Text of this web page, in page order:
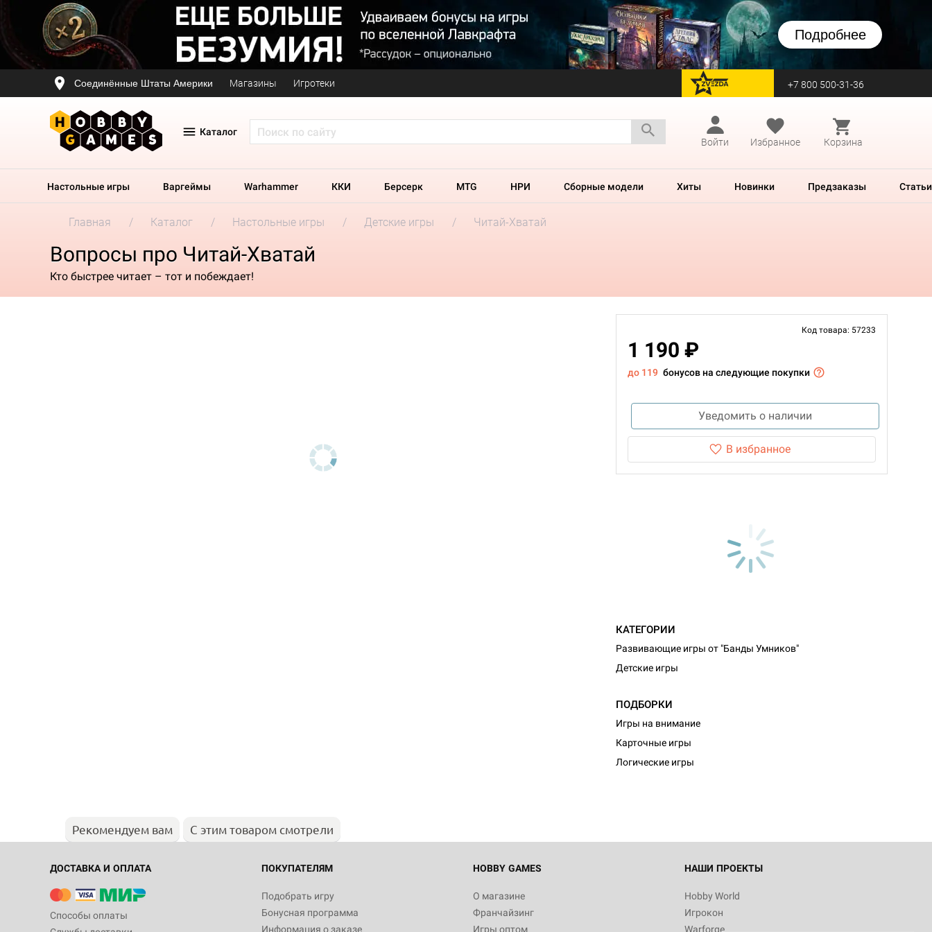
Подробнее
Соединённые Штаты Америки Магазины Игротеки перейти на Zvezda +7 800 500-31-36
Каталог
Войти
Избранное Корзина
Настольные игры Варгеймы Warhammer ККИ Берсерк MTG НРИ Сборные модели Хиты Новинки Предзаказы Статьи
Главная Каталог Настольные игры Детские игры Читай-Хватай
Вопросы про Читай-Хватай
Кто быстрее читает – тот и побеждает!
Код товара: 57233
1 190 ₽
до 119 бонусов на следующие покупки
Уведомить о наличии
В избранное
КАТЕГОРИИ
Развивающие игры от "Банды Умников"
Детские игры
ПОДБОРКИ
Игры на внимание
Карточные игры
Логические игры
Рекомендуем вам С этим товаром смотрели
ДОСТАВКА И ОПЛАТА
Способы оплаты
ПОКУПАТЕЛЯМ
Подобрать игру
Бонусная программа
Информация о заказе
HOBBY GAMES
О магазине
Франчайзинг
Игры оптом
НАШИ ПРОЕКТЫ
Hobby World
Игрокон
Warforge